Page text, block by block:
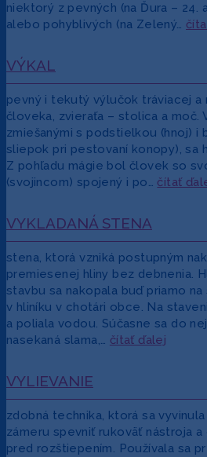
niektorý z pevných (na Ďura – 24.
alebo pohyblivých (na Zelený…
VÝKAL
pevný i tekutý výlučok tráviacej a
človeka, zvieraťa – stolica a moč.
zmiešanými s podstielkou (hnoj) i
sliepok pri pestovaní konopy), sa
Z pohľadu mágie bol človek so
(svojincom) spojený i po… čítať
VYKLADANÁ STENA
stena, ktorá vzniká postupným
premiesenej hliny bez debnenia.
stavbu sa nakopala buď priamo
v hliníku v chotári obce. Na
a poliala vodou. Súčasne sa do
nasekaná slama,… čítať ďalej
VYLIEVANIE
zdobná technika, ktorá sa
zámeru spevniť rukoväť nástroja a
pred rozštiepením. Používala sa